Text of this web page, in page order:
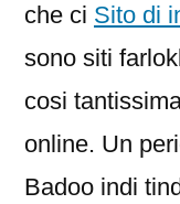
che ci Sito di
sono siti
cosi
online. Un
Badoo indi